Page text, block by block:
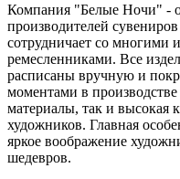
Компания "Белые Ночи" -
производителей
сотрудничает со многими
ремесленниками. Все
расписаны вручную и
моментами в
материалы, так и высокая
художников. Главная
яркое воображение
шедевров.